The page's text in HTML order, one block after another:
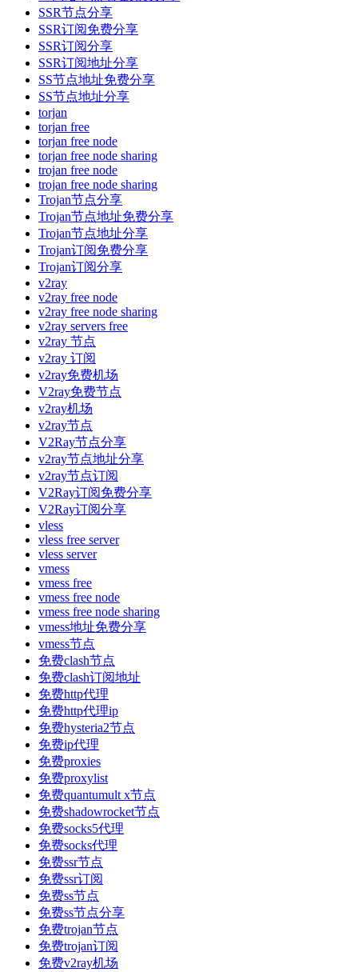
SSR节点分享
SSR订阅免费分享
SSR订阅分享
SSR订阅地址分享
SS节点地址免费分享
SS节点地址分享
torjan
torjan free
torjan free node
torjan free node sharing
trojan free node
trojan free node sharing
Trojan节点分享
Trojan节点地址免费分享
Trojan节点地址分享
Trojan订阅免费分享
Trojan订阅分享
v2ray
v2ray free node
v2ray free node sharing
v2ray servers free
v2ray 节点
v2ray 订阅
v2ray免费机场
V2ray免费节点
v2ray机场
v2ray节点
V2Ray节点分享
v2ray节点地址分享
v2ray节点订阅
V2Ray订阅免费分享
V2Ray订阅分享
vless
vless free server
vless server
vmess
vmess free
vmess free node
vmess free node sharing
vmess地址免费分享
vmess节点
免费clash节点
免费clash订阅地址
免费http代理
免费http代理ip
免费hysteria2节点
免费ip代理
免费proxies
免费proxylist
免费quantumult x节点
免费shadowrocket节点
免费socks5代理
免费socks代理
免费ssr节点
免费ssr订阅
免费ss节点
免费ss节点分享
免费trojan节点
免费trojan订阅
免费v2ray机场